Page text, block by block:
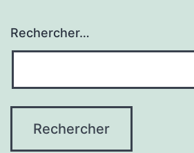
Rechercher…